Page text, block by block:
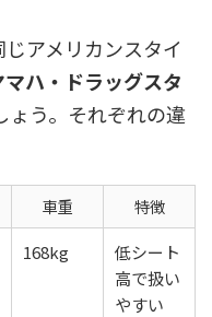
アメリカンスタイ
マハ・ドラッグスタ
ょう。それぞれの違
車重
特徴
168kg
低シート
高で扱い
やすい